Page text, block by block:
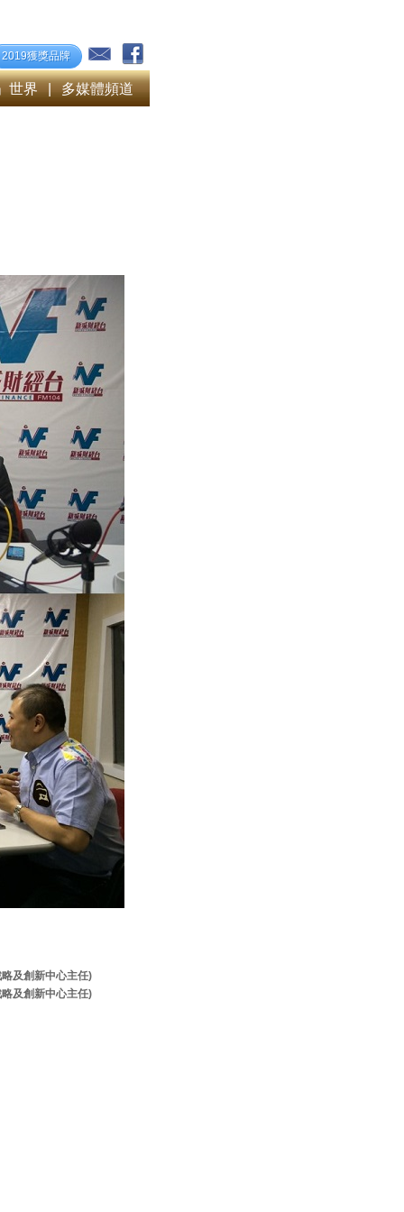
2019獲獎品牌
世界 | 多媒體頻道
及創新中心主任)
及創新中心主任)